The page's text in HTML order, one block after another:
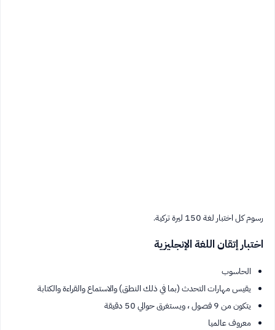
رسوم كل اختبار لغة 150 ليرة تركية.
اختبار إتقان اللغة الإنجليزية
الحاسوب
يقيس مهارات التحدث (بما في ذلك النطق) والاستماع والقراءة والكتابة
يتكون من 9 فصول ، ويستغرق حوالي 50 دقيقة
معروف عالميا